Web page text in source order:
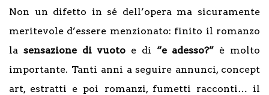
Non un difetto in sé dell’opera ma sicuramente
meritevole d’essere menzionato: finito il romanzo
la sensazione di vuoto e di “e adesso?” è molto
importante. Tanti anni a seguire annunci, concept
art, estratti e poi romanzi, fumetti racconti… il